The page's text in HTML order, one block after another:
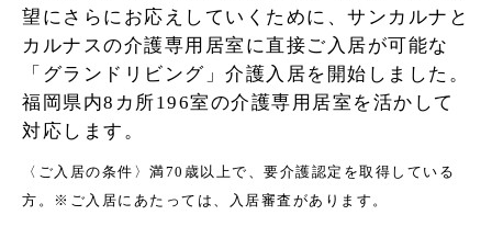
望にさらにお応えしていくために、サンカルナと
カルナスの介護専用居室に直接ご入居が可能な
「グランドリビング」介護入居を開始しました。
福岡県内8カ所196室の介護専用居室を活かして
対応します。
〈ご入居の条件〉満70歳以上で、要介護認定を取得している
方。
※ご入居にあたっては、入居審査があります。